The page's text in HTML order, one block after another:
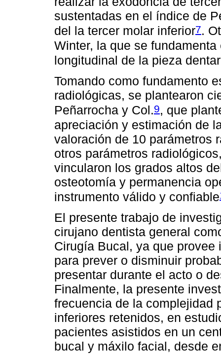
sustentadas en el índice de
del la tercer molar inferior7.
Winter, la que se
longitudinal de la pieza
Tomando como fundamento
radiológicas, se plantearon
Peñarrocha y Col.9, que
apreciación y estimación de
valoración de 10 parámetros
otros parámetros
vincularon los grados altos
osteotomía y permanencia
instrumento válido y confiable
El presente trabajo de
cirujano dentista general
Cirugía Bucal, ya que
para prever o disminuir
presentar durante el acto o
Finalmente, la presente
frecuencia de la complejidad
inferiores retenidos, en
pacientes asistidos en un
bucal y máxilo facial, desde